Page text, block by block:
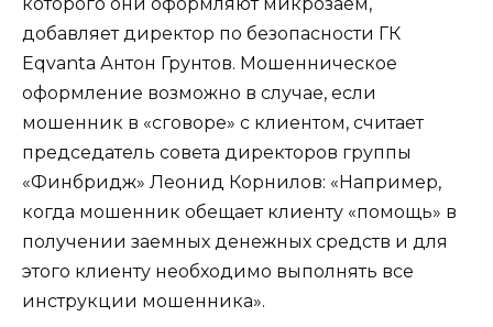
добавляет директор по безопасности ГК
Eqvanta Антон Грунтов. Мошенническое
оформление возможно в случае, если
мошенник в «сговоре» с клиентом, считает
председатель совета директоров группы
«Финбридж» Леонид Корнилов: «Например,
когда мошенник обещает клиенту «помощь» в
получении заемных денежных средств и для
этого клиенту необходимо выполнять все
инструкции мошенника».